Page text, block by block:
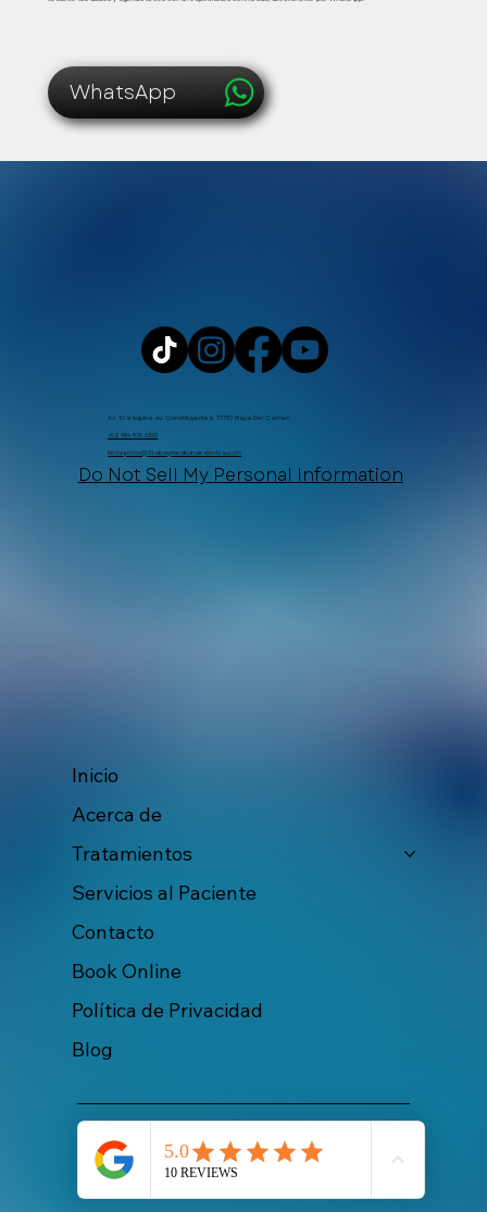
WhatsApp
+52 984 876 6365
Inicio
Acerca de
Tratamientos
Servicios al Paciente
Contacto
Book Online
Política de Privacidad